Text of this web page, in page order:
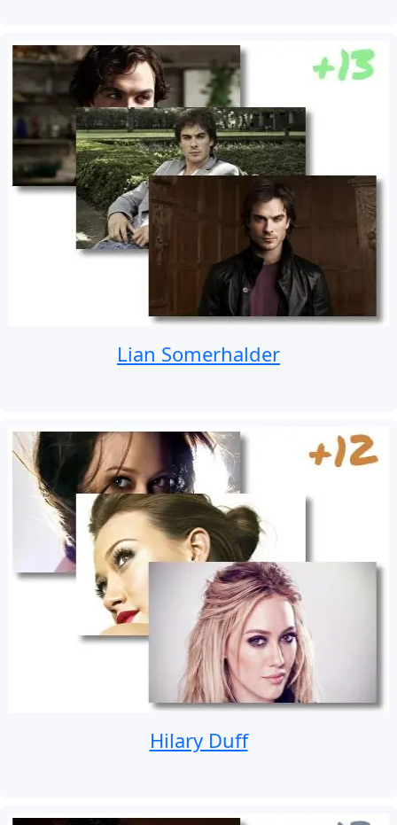
Lian Somerhalder
Hilary Duff